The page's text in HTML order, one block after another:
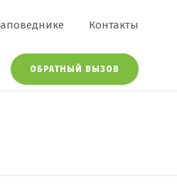
Контакты
ОБРАТНЫЙ ВЫЗОВ